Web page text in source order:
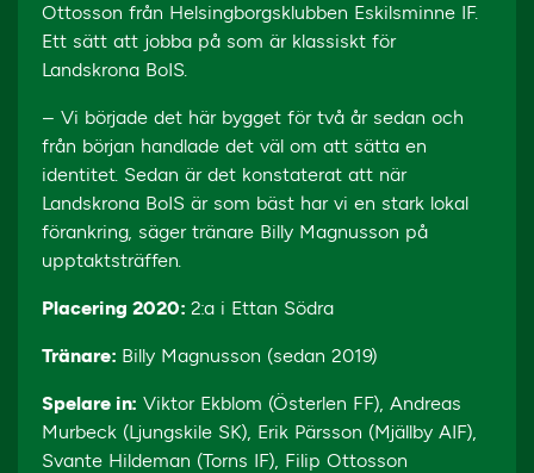
Ottosson från Helsingborgsklubben Eskilsminne IF.
Ett sätt att jobba på som är klassiskt för
Landskrona BoIS.
– Vi började det här bygget för två år sedan och
från början handlade det väl om att sätta en
identitet. Sedan är det konstaterat att när
Landskrona BoIS är som bäst har vi en stark lokal
förankring, säger tränare Billy Magnusson på
upptaktsträffen.
Placering 2020: 2:a i Ettan Södra
Tränare: Billy Magnusson (sedan 2019)
Spelare in: Viktor Ekblom (Österlen FF), Andreas
Murbeck (Ljungskile SK), Erik Pärsson (Mjällby AIF),
Svante Hildeman (Torns IF), Filip Ottosson